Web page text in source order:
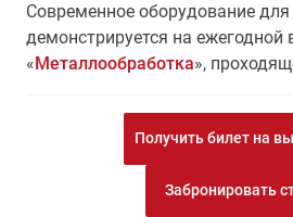
Современное оборудование
демонстрируется на ежегодной
«Металлообработка»,
Получить билет на
Забронировать